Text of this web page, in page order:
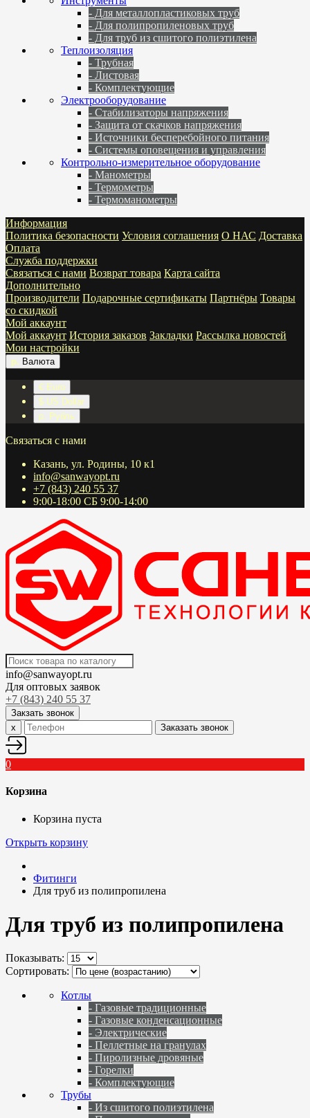
- Для металлопластиковых труб
- Для полипропиленовых труб
- Для труб из сшитого полиэтилена
Теплоизоляция
- Трубная
- Листовая
- Комплектующие
Электрооборудование
- Стабилизаторы напряжения
- Защита от скачков напряжения
- Источники бесперебойного питания
- Системы оповещения и управления
Контрольно-измерительное оборудование
- Манометры
- Термометры
- Термоманометры
Информация
Политика безопасности Условия соглашения О НАС Доставка
Оплата
Служба поддержки
Связаться с нами Возврат товара Карта сайта
Дополнительно
Производители Подарочные сертификаты Партнёры Товары
со скидкой
Мой аккаунт
Мой аккаунт История заказов Закладки Рассылка новостей
Мои настройки
р. Валюта
€ Euro
$ US Dollar
р. Рубль
Связаться с нами
Казань, ул. Родины, 10 к1
info@sanwayopt.ru
+7 (843) 240 55 37
9:00-18:00 СБ 9:00-14:00
info@sanwayopt.ru
Для оптовых заявок
+7 (843) 240 55 37
Закзать звонок
x
Заказать звонок
0
Корзина
Корзина пуста
Открыть корзину
Фитинги
Для труб из полипропилена
Для труб из полипропилена
Показывать:
Сортировать:
Котлы
- Газовые традиционные
- Газовые конденсационные
- Электрические
- Пеллетные на гранулах
- Пиролизные дровяные
- Горелки
- Комплектующие
Трубы
- Из сшитого полиэтилена